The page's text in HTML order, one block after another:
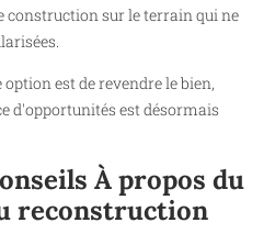
construction sur le terrain qui ne
option est de revendre le bien,
d'opportunités est désormais
À propos du
reconstruction